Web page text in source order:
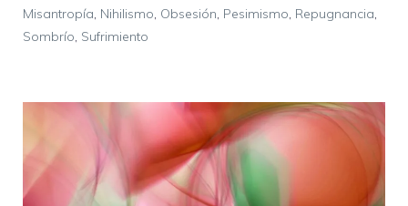
Misantropía Nihilismo Obsesión Pesimismo Repugnancia
Sombrío Sufrimiento